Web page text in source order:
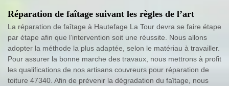
Réparation de faîtage suivant les règles de l’art
La réparation de faîtage à Hautefage La Tour devra se faire étape
par étape afin que l’intervention soit une réussite. Nous allons
adopter la méthode la plus adaptée, selon le matériau à travailler.
Pour assurer la bonne marche des travaux, nous mettrons à profit
les qualifications de nos artisans couvreurs pour réparation de
toiture 47340. Afin de prévenir la dégradation du faîtage, nous